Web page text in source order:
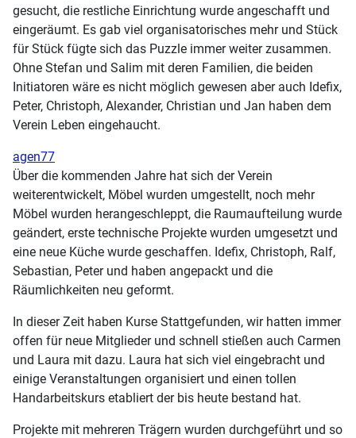
gesucht, die restliche Einrichtung wurde angeschafft und
eingeräumt. Es gab viel organisatorisches mehr und Stück
für Stück fügte sich das Puzzle immer weiter zusammen.
Ohne Stefan und Salim mit deren Familien, die beiden
Initiatoren wäre es nicht möglich gewesen aber auch Idefix,
Peter, Christoph, Alexander, Christian und Jan haben dem
Verein Leben eingehaucht.
agen77
Über die kommenden Jahre hat sich der Verein
weiterentwickelt, Möbel wurden umgestellt, noch mehr
Möbel wurden herangeschleppt, die Raumaufteilung wurde
geändert, erste technische Projekte wurden umgesetzt und
eine neue Küche wurde geschaffen. Idefix, Christoph, Ralf,
Sebastian, Peter und haben angepackt und die
Räumlichkeiten neu geformt.
In dieser Zeit haben Kurse Stattgefunden, wir hatten immer
offen für neue Mitglieder und schnell stießen auch Carmen
und Laura mit dazu. Laura hat sich viel eingebracht und
einige Veranstaltungen organisiert und einen tollen
Handarbeitskurs etabliert der bis heute bestand hat.
Projekte mit mehreren Trägern wurden durchgeführt und so